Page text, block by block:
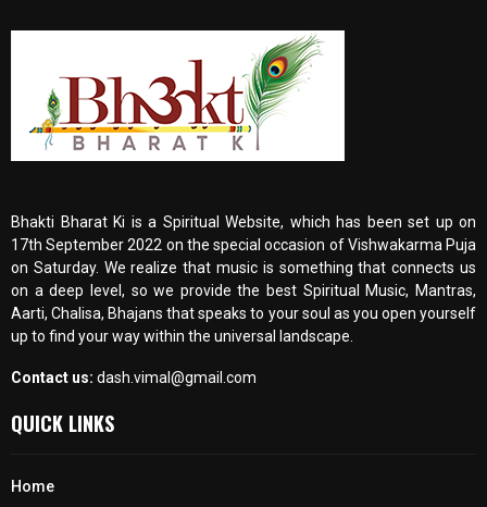
Bhakti Bharat Ki is a Spiritual Website, which has been set up on
17th September 2022 on the special occasion of Vishwakarma Puja
on Saturday. We realize that music is something that connects us
on a deep level, so we provide the best Spiritual Music, Mantras,
Aarti, Chalisa, Bhajans that speaks to your soul as you open yourself
up to find your way within the universal landscape.
Contact us: dash.vimal@gmail.com
QUICK LINKS
Home